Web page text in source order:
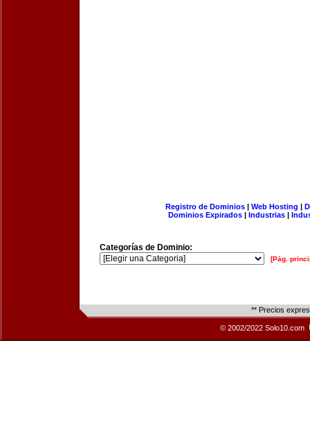
Registro de Dominios| Web Hosting |
Dominios Expirados | Industrias |
Categorías de Dominio:
[Pág.
** Precios
© 2002/2022 Solo10.com